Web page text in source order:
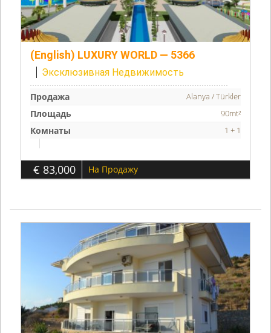
(English) LUXURY WORLD — 5366
Эксклюзивная Недвижимость
Продажа Alanya / Türkler
Площадь 90mt²
Комнаты 1 + 1
€ 83,000 На Продажу